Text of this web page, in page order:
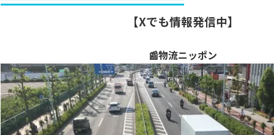
【Xでも情報発信中】
📰物流ニッポン